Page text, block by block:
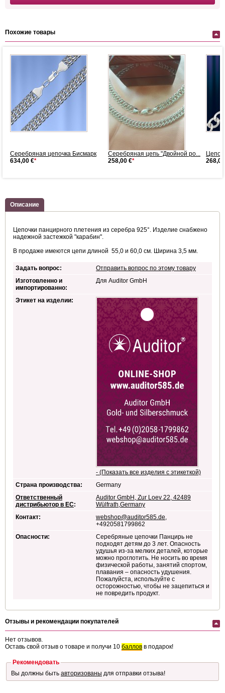
Похожие товары
Серебряная цепочка Бисмарк
634,00 €*
Серебряная цепь "Двойной ро...
258,00 €*
Описание
Цепочки панцирного плетения из серебра 925°. Изделие снабжено
надежной застежкой "карабин".
В продаже имеются цепи длиной 55,0 и 60,0 см. Ширина 3,5 мм.
Задать вопрос:
Отправить вопрос по этому товару
Изготовленно и
импортированно:
Для Auditor GmbH
Этикет на изделии:
- (Показать все изделия с этикеткой)
Страна производства:
Germany
Ответственный
дистрибьютор в ЕС:
Auditor GmbH, Zur Loev 22, 42489
Wülfrath,Germany
Контакт:
webshop@auditor585.de,
+4920581799862
Опасности:
Серебряные цепочки Панцирь не
подходят детям до 3 лет. Опасность
удушья из-за мелких деталей, которые
можно проглотить. Не носить во время
физической работы, занятий спортом,
плавания – опасность удушения.
Пожалуйста, используйте с
осторожностью, чтобы не зацепиться и
не повредить продукт.
Отзывы и рекомендации покупателей
Нет отзывов.
Оставь свой отзыв о товаре и получи 10 баллов в подарок!
Рекомендовать
Вы должны быть авторизованы для отправки отзыва!